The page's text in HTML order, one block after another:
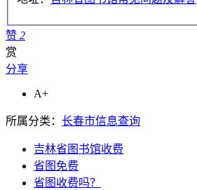
赞 2
赏
分享
A+
所属分类： 长春市信息查询
吉林省图书馆收费
省图免费
省图收费吗？